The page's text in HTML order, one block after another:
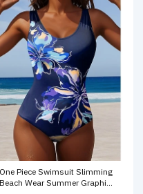
One Piece Swimsuit Slimming
Beach Wear Summer Graphic